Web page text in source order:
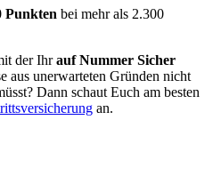
Punkten bei mehr als 2.300
der Ihrauf Nummer Sicher
aus unerwarteten Gründen nicht
Dann schaut Euch am besten
an.